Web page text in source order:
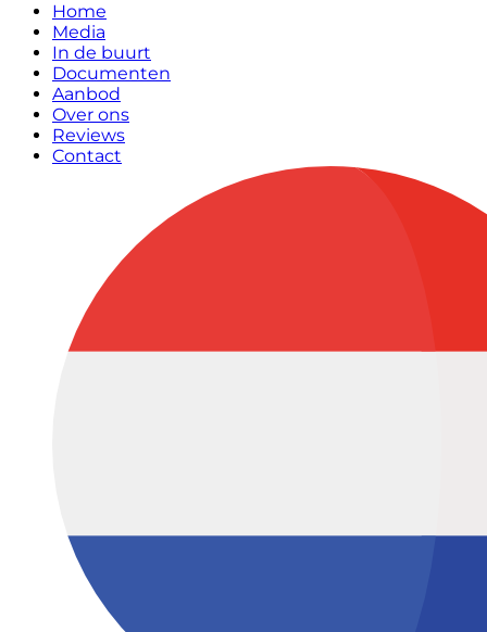
Home
Media
In de buurt
Documenten
Aanbod
Over ons
Reviews
Contact